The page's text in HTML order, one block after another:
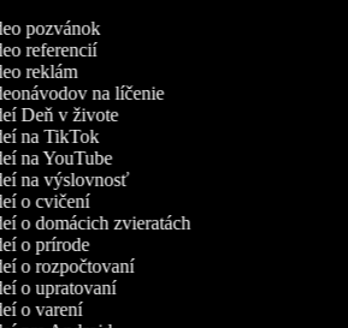
pozvánok
referencií
reklám
na líčenie
Deň v živote
na TikTok
na YouTube
na výslovnosť
o cvičení
o domácich zvieratách
o prírode
o rozpočtovaní
o upratovaní
o varení